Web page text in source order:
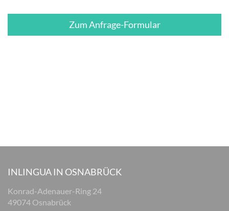
Zum Anfrage-Formular
INLINGUA IN OSNABRÜCK
Konrad-Adenauer-Ring 24
49074 Osnabrück